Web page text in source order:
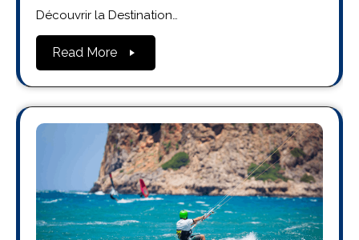
Découvrir la Destination…
Read More